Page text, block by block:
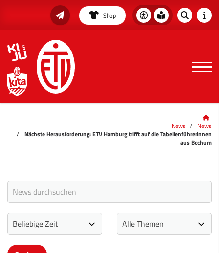
Shop
News
News
Nächste Herausforderung: ETV Hamburg trifft auf die Tabellenführerinnen
aus Bochum